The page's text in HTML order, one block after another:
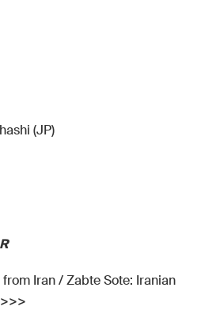
(JP)
Iran / Zabte Sote: Iranian